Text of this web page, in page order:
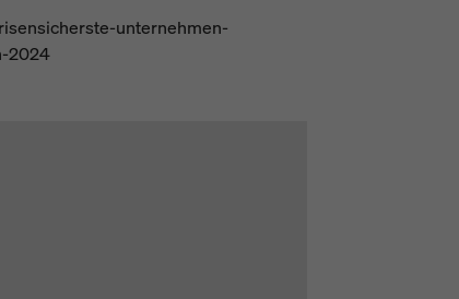
unternehmen-
2024